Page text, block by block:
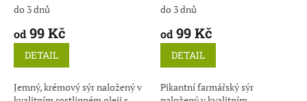
do 3 dnů
od 99 Kč
DETAIL
Jemný, krémový sýr naložený v
do 3 dnů
od 99 Kč
DETAIL
Pikantní farmářský sýr